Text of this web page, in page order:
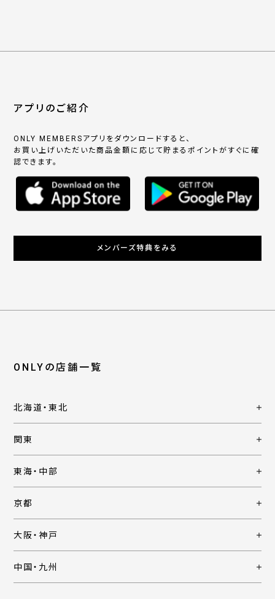
アプリのご紹介
ONLY MEMBERSアプリをダウンロードすると、
お買い上げいただいた商品金額に応じて貯まるポイントがすぐに確
認できます。
メンバーズ特典をみる
ONLYの店舗一覧
北海道・東北
関東
東海・中部
京都
大阪・神戸
中国・九州